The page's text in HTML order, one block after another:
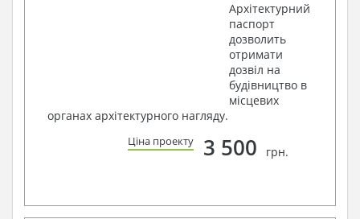
Архітектурний
паспорт
дозволить
отримати
дозвіл на
будівництво в
місцевих
органах архітектурного нагляду.
Ціна проекту 3 500 грн.